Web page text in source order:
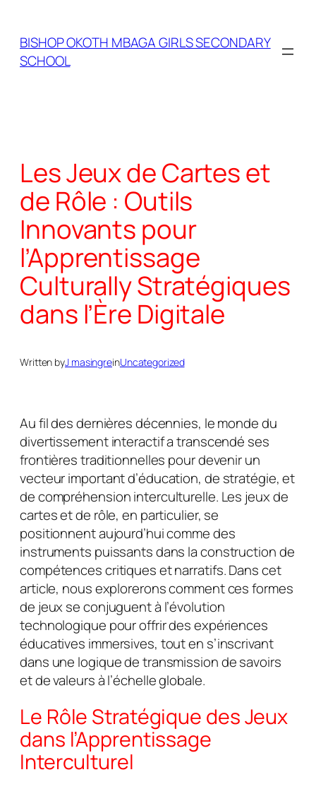
content
BISHOP OKOTH MBAGA GIRLS SECONDARY
SCHOOL
Les Jeux de Cartes et
de Rôle : Outils
Innovants pour
l’Apprentissage
Culturally Stratégiques
dans l’Ère Digitale
Written byJ masingreinUncategorized
Au fil des dernières décennies, le monde du
divertissement interactif a transcendé ses
frontières traditionnelles pour devenir un
vecteur important d’éducation, de stratégie, et
de compréhension interculturelle. Les jeux de
cartes et de rôle, en particulier, se
positionnent aujourd’hui comme des
instruments puissants dans la construction de
compétences critiques et narratifs. Dans cet
article, nous explorerons comment ces formes
de jeux se conjuguent à l’évolution
technologique pour offrir des expériences
éducatives immersives, tout en s’inscrivant
dans une logique de transmission de savoirs
et de valeurs à l’échelle globale.
Le Rôle Stratégique des Jeux
dans l’Apprentissage
Interculturel